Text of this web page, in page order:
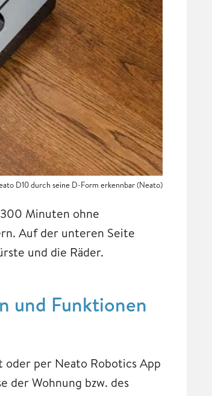
D10 durch seine D-Form erkennbar (Neato)
Minuten ohne
Auf der unteren Seite
und die Räder.
und Funktionen
per Neato Robotics App
der Wohnung bzw. des